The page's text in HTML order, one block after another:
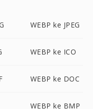
WEBP ke JPEG
WEBP ke ICO
WEBP ke DOC
WEBP ke BMP